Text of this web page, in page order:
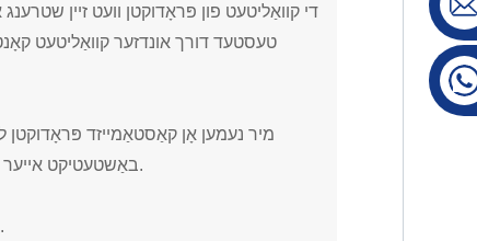
די קוואַליטעט פון פּראָדוקטן וועט זיין
טעסטעד דורך אונדזער קוואַליטעט
מיר נעמען אָן קאַסטאַמייזד פּראָדוקטן
באַשטעטיקט אייער פּראָדוקט דעטאַילס גאָר וועלן מיר אָנהייבן פּראָדוצירן.
נאָך-פאַרקויף סערוויס וועט ווערן צוגעשטעלט אין צייט.